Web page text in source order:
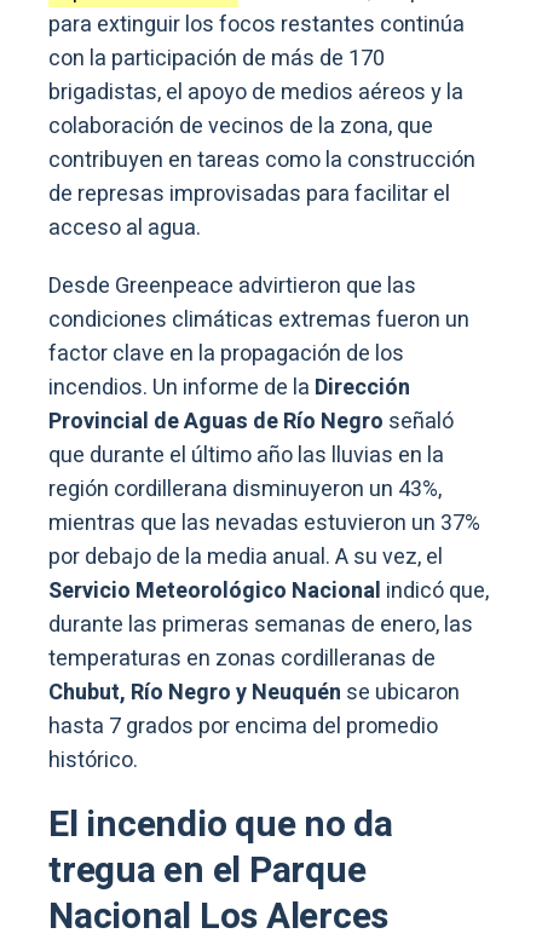
para extinguir los focos restantes continúa
con la participación de más de 170
brigadistas, el apoyo de medios aéreos y la
colaboración de vecinos de la zona, que
contribuyen en tareas como la construcción
de represas improvisadas para facilitar el
acceso al agua.
Desde Greenpeace advirtieron que las
condiciones climáticas extremas fueron un
factor clave en la propagación de los
incendios. Un informe de la Dirección
Provincial de Aguas de Río Negro señaló
que durante el último año las lluvias en la
región cordillerana disminuyeron un 43%,
mientras que las nevadas estuvieron un 37%
por debajo de la media anual. A su vez, el
Servicio Meteorológico Nacional indicó que,
durante las primeras semanas de enero, las
temperaturas en zonas cordilleranas de
Chubut, Río Negro y Neuquén se ubicaron
hasta 7 grados por encima del promedio
histórico.
El incendio que no da
tregua en el Parque
Nacional Los Alerces